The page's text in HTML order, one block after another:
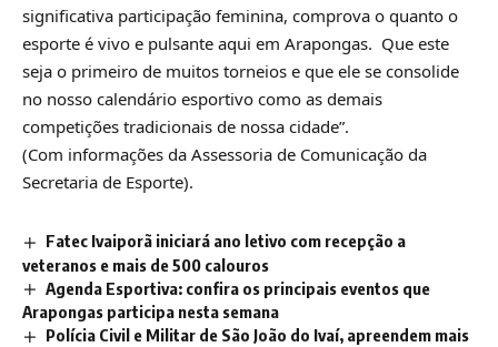
significativa participação feminina, comprova o quanto o
esporte é vivo e pulsante aqui em Arapongas. Que este
seja o primeiro de muitos torneios e que ele se consolide
no nosso calendário esportivo como as demais
competições tradicionais de nossa cidade”.
(Com informações da Assessoria de Comunicação da
Secretaria de Esporte).
Fatec Ivaiporã iniciará ano letivo com recepção a
veteranos e mais de 500 calouros
Agenda Esportiva: confira os principais eventos que
Arapongas participa nesta semana
Polícia Civil e Militar de São João do Ivaí, apreendem mais